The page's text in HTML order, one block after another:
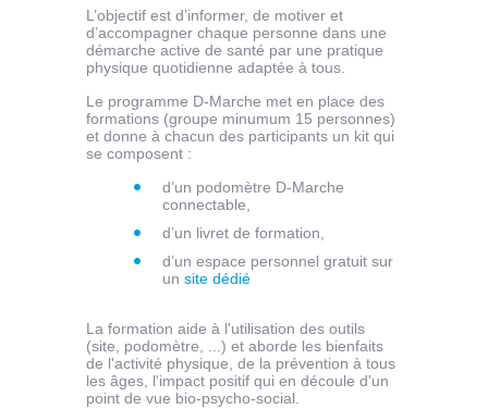
L’objectif est d’informer, de motiver et
d’accompagner chaque personne dans une
démarche active de santé par une pratique
physique quotidienne adaptée à tous.
Le programme D-Marche met en place des
formations (groupe minumum 15 personnes)
et donne à chacun des participants un kit qui
se composent :
d’un podomètre D-Marche
connectable,
d’un livret de formation,
d’un espace personnel gratuit sur
un site dédié
La formation aide à l'utilisation des outils
(site, podomètre, ...) et aborde les bienfaits
de l'activité physique, de la prévention à tous
les âges, l'impact positif qui en découle d'un
point de vue bio-psycho-social.